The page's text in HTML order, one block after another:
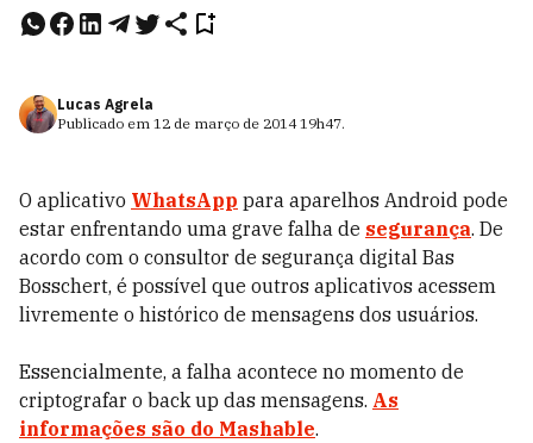
Lucas Agrela
Publicado em 12 de março de 2014 19h47.
O aplicativo WhatsApp para aparelhos Android pode
estar enfrentando uma grave falha de segurança. De
acordo com o consultor de segurança digital Bas
Bosschert, é possível que outros aplicativos acessem
livremente o histórico de mensagens dos usuários.
Essencialmente, a falha acontece no momento de
criptografar o back up das mensagens. As
informações são do Mashable.